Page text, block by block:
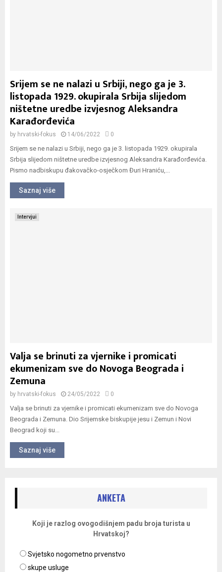
Srijem se ne nalazi u Srbiji, nego ga je 3.
listopada 1929. okupirala Srbija slijedom
ništetne uredbe izvjesnog Aleksandra
Karađorđevića
by hrvatski-fokus 14/06/2022 0
Srijem se ne nalazi u Srbiji, nego ga je 3. listopada 1929. okupirala
Srbija slijedom ništetne uredbe izvjesnog Aleksandra Karađorđevića.
Pismo nadbiskupu đakovačko-osječkom Đuri Hraniću,...
Saznaj više
Intervjui
Valja se brinuti za vjernike i promicati
ekumenizam sve do Novoga Beograda i
Zemuna
by hrvatski-fokus 24/05/2022 0
Valja se brinuti za vjernike i promicati ekumenizam sve do Novoga
Beograda i Zemuna. Dio Srijemske biskupije jesu i Zemun i Novi
Beograd koji su...
Saznaj više
ANKETA
Koji je razlog ovogodišnjem padu broja turista u
Hrvatskoj?
Svjetsko nogometno prvenstvo
skupe usluge